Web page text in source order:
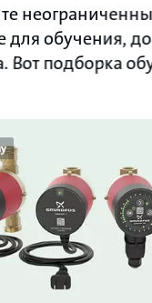
для обучения,
Вот подборка